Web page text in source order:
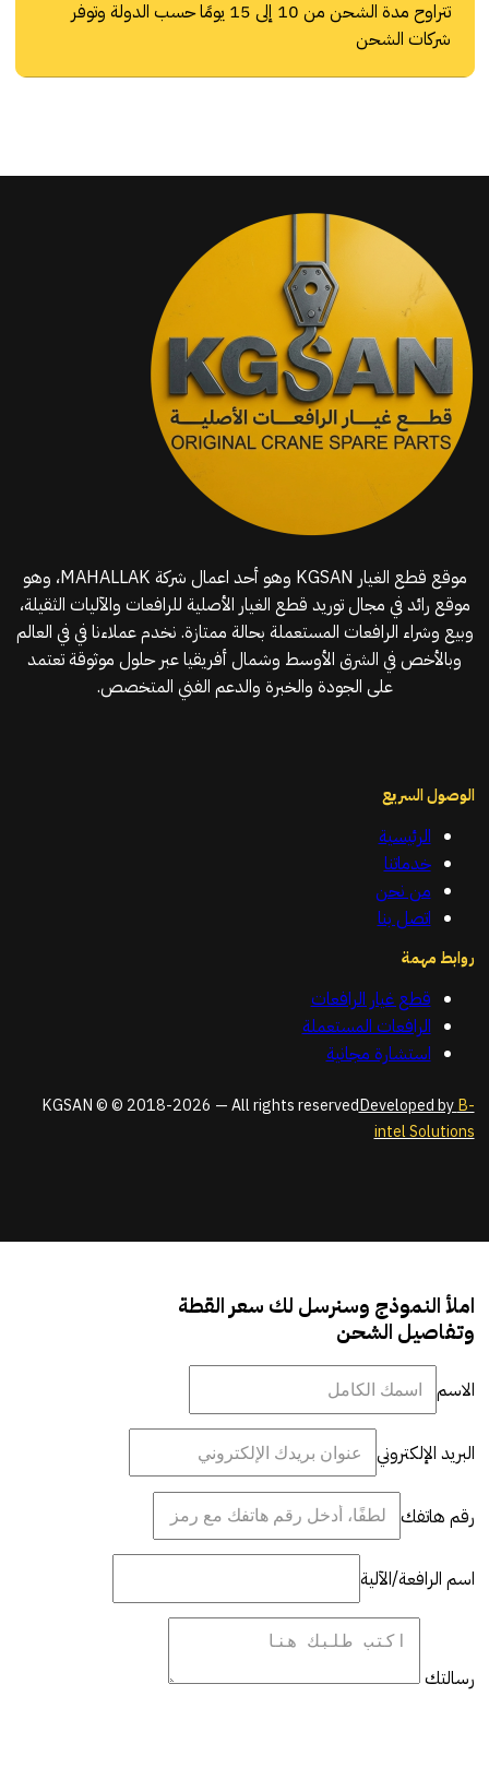
تتراوح مدة الشحن من 10 إلى 15 يومًا حسب الدولة وتوفر
شركات الشحن
موقع قطع الغيار KGSAN وهو أحد اعمال شركة MAHALLAK، وهو
موقع رائد في مجال توريد قطع الغيار الأصلية للرافعات والآليات الثقيلة،
وبيع وشراء الرافعات المستعملة بحالة ممتازة. نخدم عملاءنا في في العالم
وبالأخص في الشرق الأوسط وشمال أفريقيا عبر حلول موثوقة تعتمد
على الجودة والخبرة والدعم الفني المتخصص.
الوصول السريع
الرئيسية
خدماتنا
من نحن
اتصل بنا
روابط مهمة
قطع غيار الرافعات
الرافعات المستعملة
استشارة مجانية
KGSAN © © 2018-2026 — All rights reservedDeveloped byB-
intel Solutions
املأ النموذج وسنرسل لك سعر القطة
وتفاصيل الشحن
الاسم
البريد الإلكتروني
رقم هاتفك
اسم الرافعة/الآلية
رسالتك